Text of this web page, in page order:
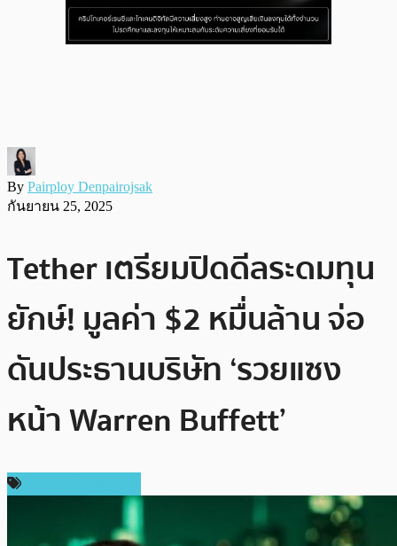
By Pairploy Denpairojsak
กันยายน 25, 2025
Tether เตรียมปิดดีลระดมทุน
ยักษ์! มูลค่า $2 หมื่นล้าน จ่อ
ดันประธานบริษัท ‘รวยแซง
หน้า Warren Buffett’